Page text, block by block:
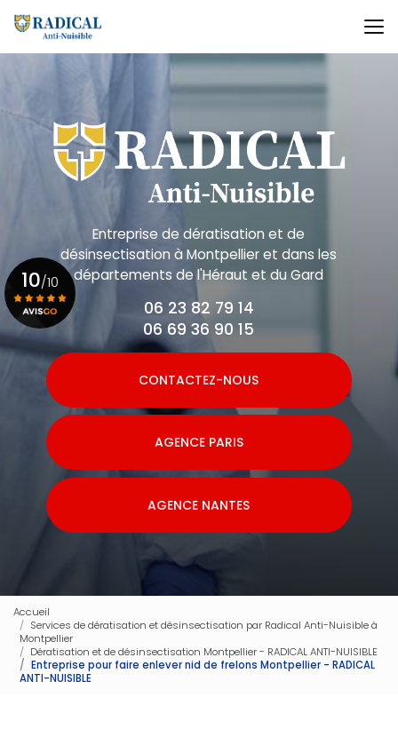
au
contenu
principal
Entreprise de dératisation et de
désinsectisationà Montpellier et dans les
départements de l'Héraut et du Gard
06 23 82 79 14
06 69 36 90 15
CONTACTEZ-NOUS
AGENCE PARIS
AGENCE NANTES
10/10
Voir le certificat
Accueil
Services de dératisation et désinsectisation par Radical Anti-Nuisible à
Montpellier
Dératisation et de désinsectisation Montpellier - RADICAL ANTI-NUISIBLE
Entreprise pour faire enlever nid de frelons Montpellier - RADICAL
ANTI-NUISIBLE